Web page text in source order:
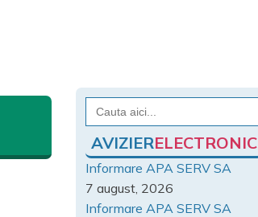
Search
for:
AVIZIERELECTRONIC
Informare APA SERV SA
7 august, 2026
Informare APA SERV SA